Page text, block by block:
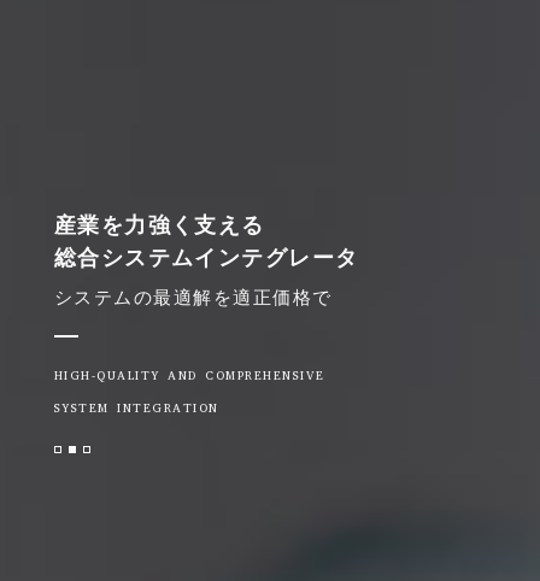
産業を力強く支える
総合システムインテグレータ
システムの最適解を適正価格で
HIGH-QUALITY AND COMPREHENSIVE
SYSTEM INTEGRATION